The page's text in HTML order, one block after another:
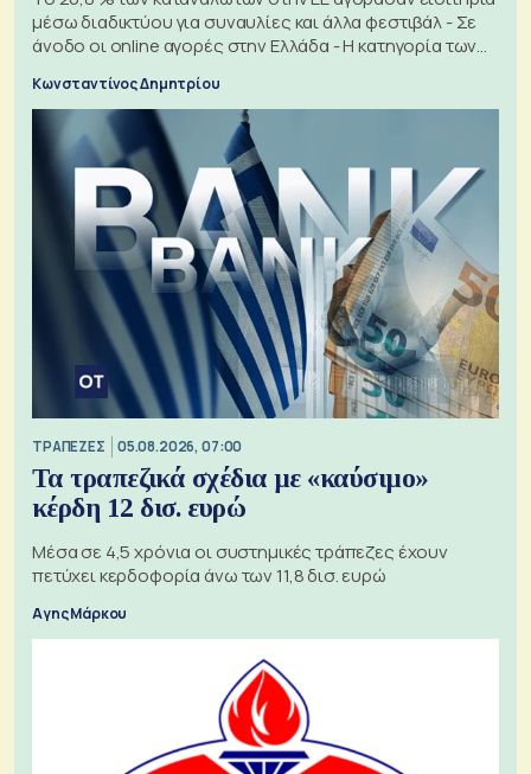
μέσω διαδικτύου για συναυλίες και άλλα φεστιβάλ - Σε
άνοδο οι online αγορές στην Ελλάδα - Η κατηγορία των
Κωνσταντίνος Δημητρίου
ΤΡΑΠΕΖΕΣ 05.08.2026, 07:00
Τα τραπεζικά σχέδια με «καύσιμο»
κέρδη 12 δισ. ευρώ
Μέσα σε 4,5 χρόνια οι συστημικές τράπεζες έχουν
πετύχει κερδοφορία άνω των 11,8 δισ. ευρώ
Αγης Μάρκου